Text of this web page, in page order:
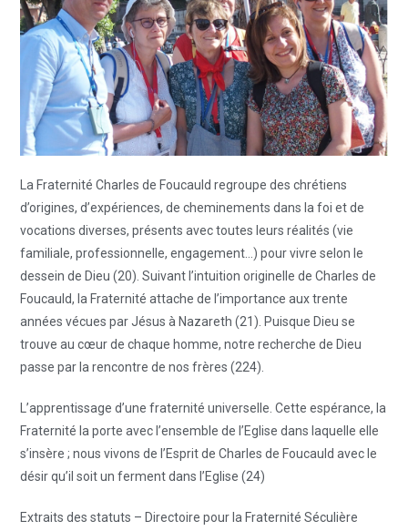
La Fraternité Charles de Foucauld regroupe des chrétiens
d’origines, d’expériences, de cheminements dans la foi et de
vocations diverses, présents avec toutes leurs réalités (vie
familiale, professionnelle, engagement…) pour vivre selon le
dessein de Dieu (20). Suivant l’intuition originelle de Charles de
Foucauld, la Fraternité attache de l’importance aux trente
années vécues par Jésus à Nazareth (21). Puisque Dieu se
trouve au cœur de chaque homme, notre recherche de Dieu
passe par la rencontre de nos frères (224).
L’apprentissage d’une fraternité universelle. Cette espérance, la
Fraternité la porte avec l’ensemble de l’Eglise dans laquelle elle
s’insère ; nous vivons de l’Esprit de Charles de Foucauld avec le
désir qu’il soit un ferment dans l’Eglise (24)
Extraits des statuts – Directoire pour la Fraternité Séculière